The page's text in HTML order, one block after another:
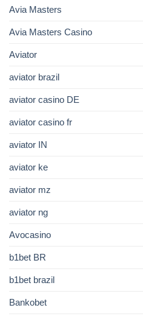
Avia Masters
Avia Masters Casino
Aviator
aviator brazil
aviator casino DE
aviator casino fr
aviator IN
aviator ke
aviator mz
aviator ng
Avocasino
b1bet BR
b1bet brazil
Bankobet